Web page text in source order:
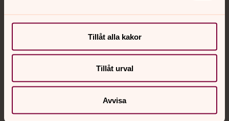
Tillåt alla kakor
Tillåt urval
Avvisa
Chatt
Telefon 112